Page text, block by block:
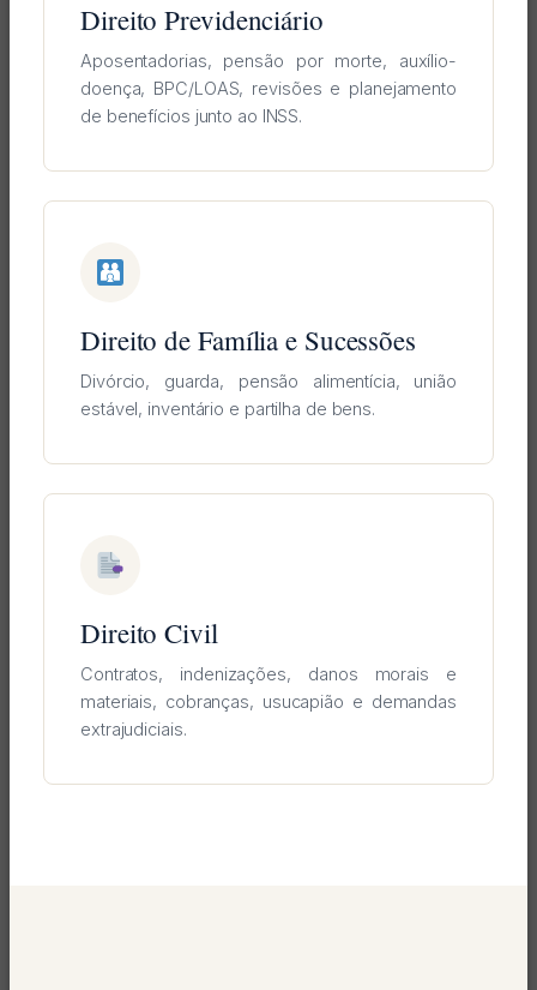
Direito Previdenciário
Aposentadorias, pensão por morte, auxílio-
doença, BPC/LOAS, revisões e planejamento
de benefícios junto ao INSS.
Direito de Família e Sucessões
Divórcio, guarda, pensão alimentícia, união
estável, inventário e partilha de bens.
Direito Civil
Contratos, indenizações, danos morais e
materiais, cobranças, usucapião e demandas
extrajudiciais.